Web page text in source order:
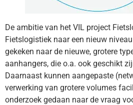
De ambitie van het VIL project
Fietslogistiek naar een nieuw
gekeken naar de nieuwe, grotere
aanhangers, die o.a. ook geschikt
Daarnaast kunnen aangepaste
verwerking van grotere volumes
onderzoek gedaan naar de vraag